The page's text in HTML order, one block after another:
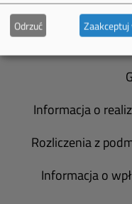
Informacja o
Rozliczenia z
Informacja o
Odrzuć